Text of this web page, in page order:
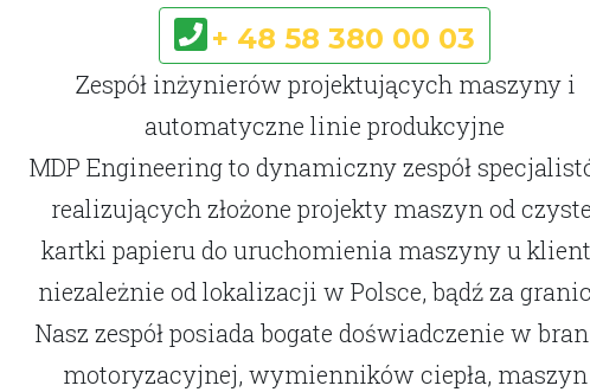
+ 48 58 380 00 03
Zespół inżynierów projektujących maszyny i
automatyczne linie produkcyjne
MDP Engineering to dynamiczny zespół
realizujących złożone projekty maszyn od
kartki papieru do uruchomienia maszyny u
niezależnie od lokalizacji w Polsce, bądź za
Nasz zespół posiada bogate doświadczenie w
motoryzacyjnej, wymienników ciepła, maszyn